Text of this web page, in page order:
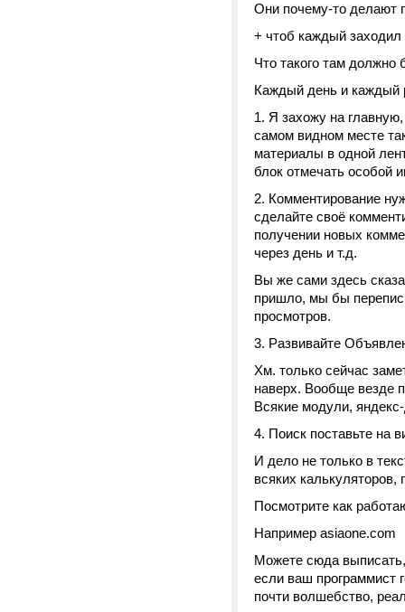
Они почему-то делают
+ чтоб каждый
Что такого там должно
Каждый день и каждый
1. Я захожу на
самом видном месте
материалы в одной
блок отмечать особой
2. Комментирование
сделайте своё
получении новых
через день и т.д.
Вы же сами здесь
пришло, мы бы
просмотров.
3. Развивайте
Хм. только сейчас
наверх. Вообще везде
Всякие модули,
4. Поиск поставьте на
И дело не только в
всяких калькуляторов,
Посмотрите как
Например asiaone.com
Можете сюда выписать,
если ваш программист
почти волшебство,